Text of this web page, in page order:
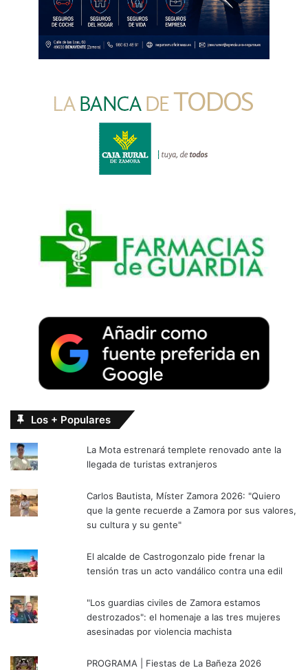
Los + Populares
La Mota estrenará templete renovado ante la
llegada de turistas extranjeros
Carlos Bautista, Míster Zamora 2026: "Quiero
que la gente recuerde a Zamora por sus valores,
su cultura y su gente"
El alcalde de Castrogonzalo pide frenar la
tensión tras un acto vandálico contra una edil
"Los guardias civiles de Zamora estamos
destrozados": el homenaje a las tres mujeres
asesinadas por violencia machista
PROGRAMA | Fiestas de La Bañeza 2026